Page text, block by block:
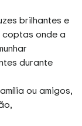
brilhantes e
onde a
durante
ou amigos,